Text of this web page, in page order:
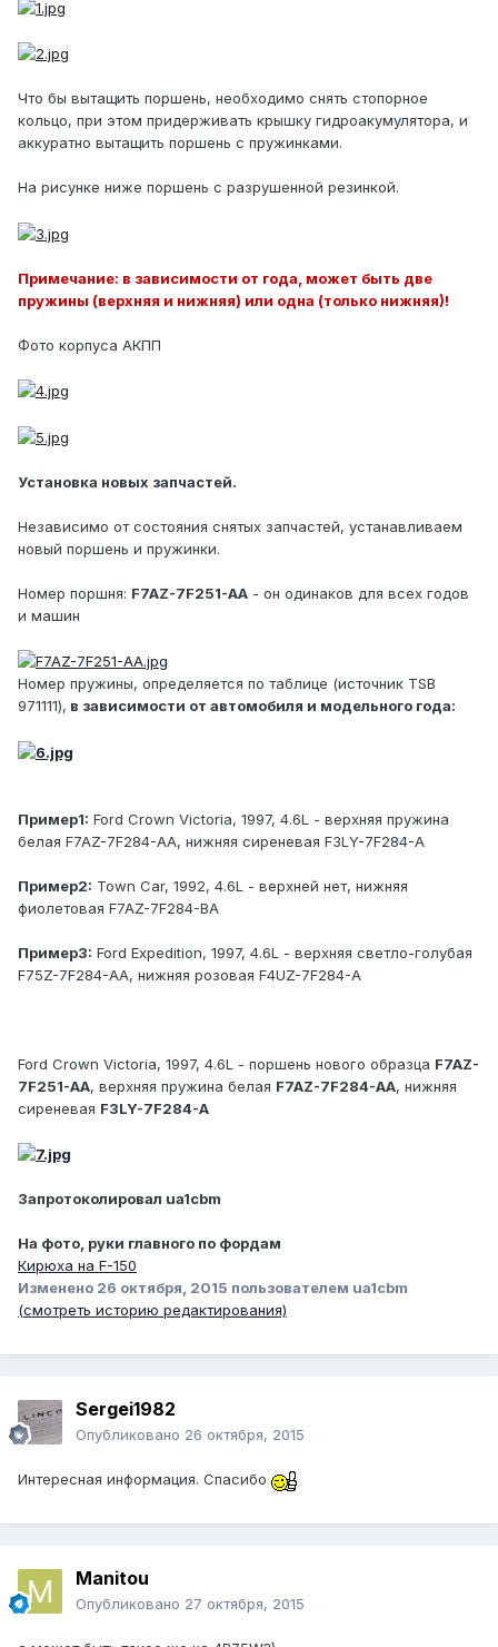
Что бы вытащить поршень, необходимо снять стопорное
кольцо, при этом придерживать крышку гидроакумулятора, и
аккуратно вытащить поршень с пружинками.
На рисунке ниже поршень с разрушенной резинкой.
Примечание: в зависимости от года, может быть две
пружины (верхняя и нижняя) или одна (только нижняя)!
Фото корпуса АКПП
Установка новых запчастей.
Независимо от состояния снятых запчастей, устанавливаем
новый поршень и пружинки.
Номер поршня: F7AZ-7F251-AA - он одинаков для всех годов
и машин
Номер пружины, определяется по таблице (источник TSB
971111), в зависимости от автомобиля и модельного года:
Пример1: Ford Crown Victoria, 1997, 4.6L - верхняя пружина
белая F7AZ-7F284-AA, нижняя сиреневая F3LY-7F284-A
Пример2: Town Car, 1992, 4.6L - верхней нет, нижняя
фиолетовая F7AZ-7F284-BA
Пример3: Ford Expedition, 1997, 4.6L - верхняя светло-голубая
F75Z-7F284-AA, нижняя розовая F4UZ-7F284-A
Ford Crown Victoria, 1997, 4.6L - поршень нового образца F7AZ-
7F251-AA, верхняя пружина белая F7AZ-7F284-AA, нижняя
сиреневая F3LY-7F284-A
Запротоколировал ua1cbm
На фото, руки главного по фордам
Кирюха на F-150
Изменено 26 октября, 2015 пользователем ua1cbm
(смотреть историю редактирования)
Sergei1982
Опубликовано 26 октября, 2015
Интересная информация. Спасибо
Manitou
Опубликовано 27 октября, 2015